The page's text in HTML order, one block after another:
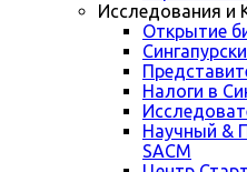
Исследования и
Открытие
Налоги в
Научный &
SACM